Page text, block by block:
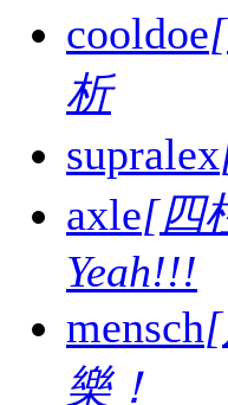
cooldoe
析
supralex
axle[四
Yeah!!!
mensch
樂！